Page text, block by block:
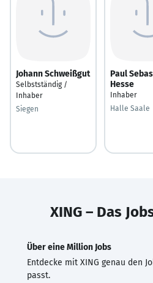
Johann Schweißgut
Selbstständig /
Inhaber
Siegen
Paul
Hesse
Inhaber
Halle Saale
XING – Das
Über eine Million Jobs
Entdecke mit XING genau den
passt.